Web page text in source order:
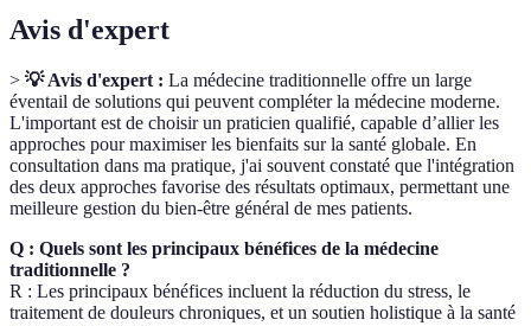
Avis d'expert
> 💡 Avis d'expert : La médecine traditionnelle offre un large
éventail de solutions qui peuvent compléter la médecine moderne.
L'important est de choisir un praticien qualifié, capable d’allier les
approches pour maximiser les bienfaits sur la santé globale. En
consultation dans ma pratique, j'ai souvent constaté que l'intégration
des deux approches favorise des résultats optimaux, permettant une
meilleure gestion du bien-être général de mes patients.
Q : Quels sont les principaux bénéfices de la médecine
traditionnelle ?
R : Les principaux bénéfices incluent la réduction du stress, le
traitement de douleurs chroniques, et un soutien holistique à la santé